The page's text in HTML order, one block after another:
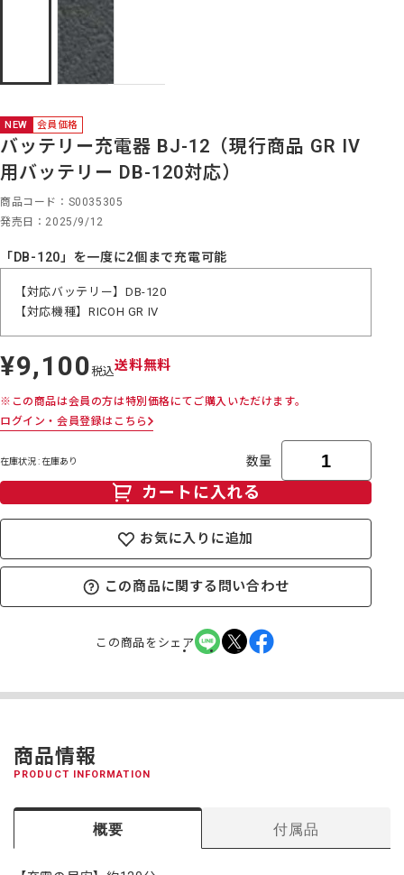
NEW 会員価格
バッテリー充電器 BJ-12（現行商品 GR IV
用バッテリー DB-120対応）
商品コード
S0035305
発売日
2025/9/12
「DB-120」を一度に2個まで充電可能
【対応バッテリー】DB-120
【対応機種】RICOH GR IV
定
価
¥9,100税込送料無料
※この商品は会員の方は特別価格にてご購入いただけます。
ログイン・会員登録はこちら
在庫状況 : 在庫あり 数量
カートに入れる
お気に入りに追加
この商品に関する問い合わせ
この商品をシェア
商品情報
PRODUCT INFORMATION
概要 付属品